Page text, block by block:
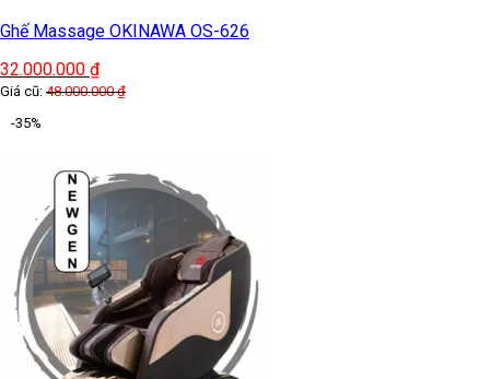
Ghế Massage OKINAWA OS-626
32.000.000 ₫
Giá cũ: 48.000.000₫
-35%